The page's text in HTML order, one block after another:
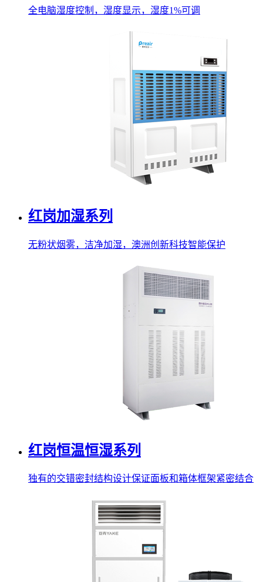
全电脑湿度控制，湿度显示，湿度1%可调
红岗加湿系列
无粉状烟雾，洁净加湿，澳洲创新科技智能保护
红岗恒温恒湿系列
独有的交错密封结构设计保证面板和箱体框架紧密结合